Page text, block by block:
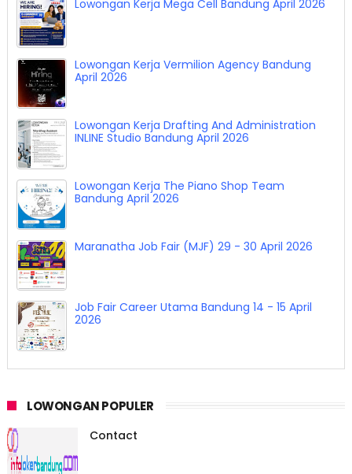
Lowongan Kerja Mega Cell Bandung April 2026
Lowongan Kerja Vermilion Agency Bandung
April 2026
Lowongan Kerja Drafting And Administration
INLINE Studio Bandung April 2026
Lowongan Kerja The Piano Shop Team
Bandung April 2026
Maranatha Job Fair (MJF) 29 - 30 April 2026
Job Fair Career Utama Bandung 14 - 15 April
2026
LOWONGAN POPULER
Contact